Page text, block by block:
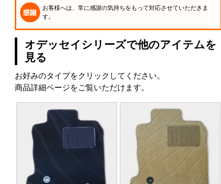
お客様へは、常に感謝の気持ちをもって対応させていただきま
す。
オデッセイシリーズで他のアイテムを
見る
お好みのタイプをクリックしてください。
商品詳細ページをご覧いただけます。